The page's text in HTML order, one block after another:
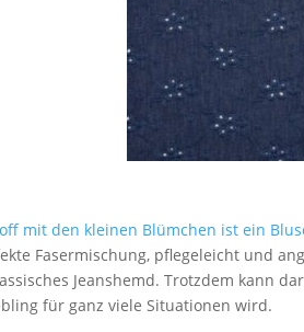
mit den kleinen Blümchen ist ein
Fasermischung, pflegeleicht und
Jeanshemd. Trotzdem kann
für ganz viele Situationen wird.